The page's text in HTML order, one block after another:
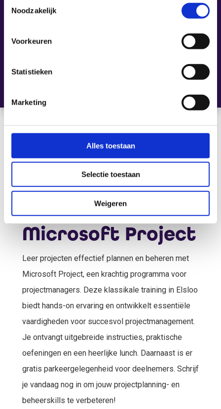
Noodzakelijk
Voorkeuren
Statistieken
Marketing
Alles toestaan
Selectie toestaan
Weigeren
Aanpak van de
[ Maatwerk is onze standaard ]
Schrijf je nu in
voor de training
Microsoft Project
Leer projecten effectief plannen en beheren met
Microsoft Project, een krachtig programma voor
projectmanagers. Deze klassikale training in Elsloo
biedt hands-on ervaring en ontwikkelt essentiële
vaardigheden voor succesvol projectmanagement.
Je ontvangt uitgebreide instructies, praktische
oefeningen en een heerlijke lunch. Daarnaast is er
gratis parkeergelegenheid voor deelnemers. Schrijf
je vandaag nog in om jouw projectplanning- en
beheerskills te verbeteren!